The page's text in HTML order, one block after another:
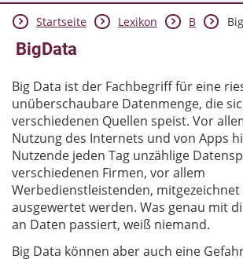
Aktuelles
Startseite Lexikon B
BigData
Big Data ist der Fachbegriff für eine
unüberschaubare Datenmenge, die
verschiedenen Quellen speist. Vor
Nutzung des Internets und von Apps
Nutzende jeden Tag unzählige
verschiedenen Firmen, vor allem
Werbedienstleistenden, mitgezeichnet
ausgewertet werden. Was genau mit
an Daten passiert, weiß niemand.
Big Data können aber auch eine